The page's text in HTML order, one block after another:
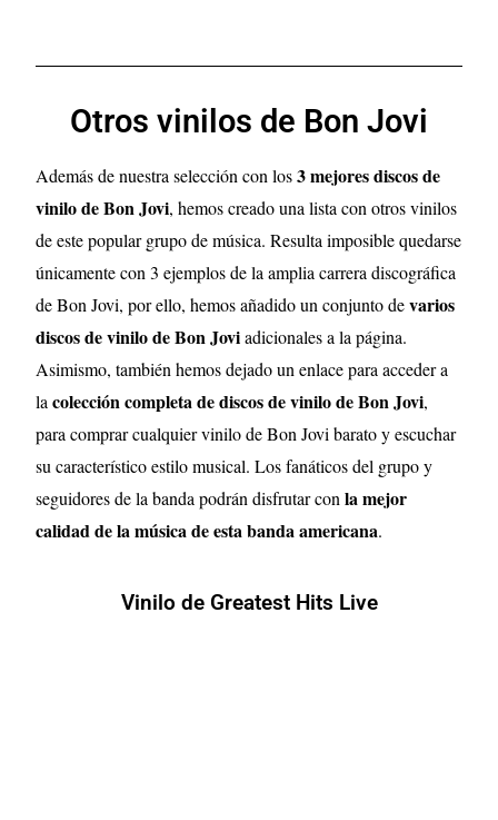
Otros vinilos de Bon Jovi
Además de nuestra selección con los3 mejores discos de
vinilo de Bon Jovi, hemos creado una lista con otros vinilos
de este popular grupo de música. Resulta imposible quedarse
únicamente con 3 ejemplos de la amplia carrera discográfica
de Bon Jovi, por ello, hemos añadido un conjunto devarios
discos de vinilo de Bon Joviadicionales a la página.
Asimismo, también hemos dejado un enlace para acceder a
lacolección completa de discos de vinilo de Bon Jovi,
para comprar cualquier vinilo de Bon Jovi barato y escuchar
su característico estilo musical. Los fanáticos del grupo y
seguidores de la banda podrán disfrutar conla mejor
calidad de la música de esta banda americana.
Vinilo de Greatest Hits Live